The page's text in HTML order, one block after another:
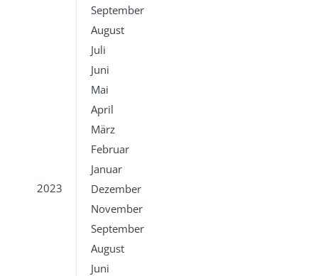
September
August
Juli
Juni
Mai
April
März
Februar
Januar
2023
Dezember
November
September
August
Juni